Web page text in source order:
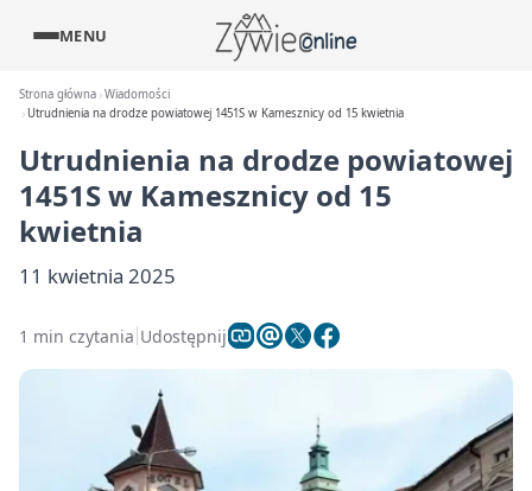
MENU
Strona główna Wiadomości
Utrudnienia na drodze powiatowej 1451S w Kamesznicy od 15 kwietnia
Utrudnienia na drodze powiatowej
1451S w Kamesznicy od 15
kwietnia
11 kwietnia 2025
1 min czytania Udostępnij